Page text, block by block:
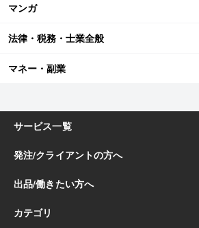
マンガ
法律・税務・士業全般
マネー・副業